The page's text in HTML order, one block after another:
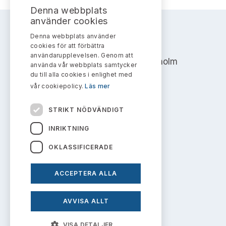
Ledamöter
Huvudmän
Verksamhetsberättelser
Publikationer och anföranden
Sök uttalanden
Avgifter
Prenumerera
Kontakt administrativa ärenden
AKTIEMARKNADSNÄMNDEN
Address: Box 7354, 103 90 Stockholm
info@aktiemarknadsnamnden.se
Om innehållet
Om webbplatsen
Prenumerera på uttalanden
Denna webbplats
använder cookies
Denna webbplats använder
cookies för att förbättra
användarupplevelsen. Genom att
använda vår webbplats samtycker
du till alla cookies i enlighet med
vår cookiepolicy.Läs mer
STRIKT NÖDVÄNDIGT
INRIKTNING
OKLASSIFICERADE
ACCEPTERA ALLA
AVVISA ALLT